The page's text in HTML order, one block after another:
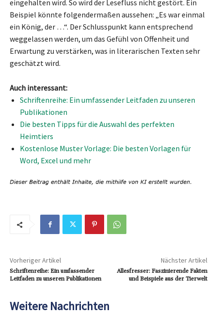
eingehalten wird. So wird der Lesefluss nicht gestört. Ein
Beispiel könnte folgendermaßen aussehen: „Es war einmal
ein König, der …“. Der Schlusspunkt kann entsprechend
weggelassen werden, um das Gefühl von Offenheit und
Erwartung zu verstärken, was in literarischen Texten sehr
geschätzt wird.
Auch interessant:
Schriftenreihe: Ein umfassender Leitfaden zu unseren
Publikationen
Die besten Tipps für die Auswahl des perfekten
Heimtiers
Kostenlose Muster Vorlage: Die besten Vorlagen für
Word, Excel und mehr
Vorheriger Artikel
Schriftenreihe: Ein umfassender
Leitfaden zu unseren Publikationen
Nächster Artikel
Allesfresser: Faszinierende Fakten
und Beispiele aus der Tierwelt
Weitere Nachrichten